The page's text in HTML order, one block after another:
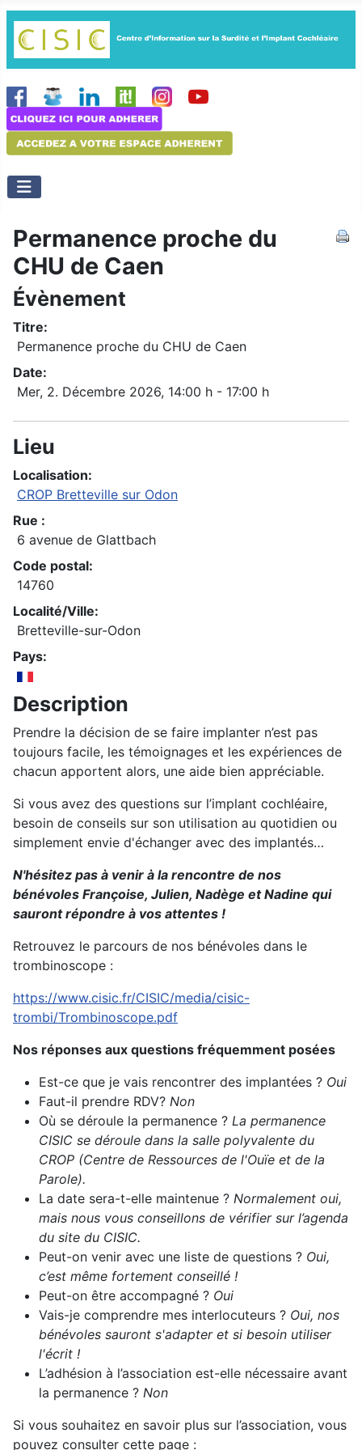
Permanence proche du
CHU de Caen
Évènement
Titre:
Permanence proche du CHU de Caen
Date:
Mer, 2. Décembre 2026, 14:00 h - 17:00 h
Lieu
Localisation:
CROP Bretteville sur Odon
Rue :
6 avenue de Glattbach
Code postal:
14760
Localité/Ville:
Bretteville-sur-Odon
Pays:
Description
Prendre la décision de se faire implanter n’est pas
toujours facile, les témoignages et les expériences de
chacun apportent alors, une aide bien appréciable.
Si vous avez des questions sur l’implant cochléaire,
besoin de conseils sur son utilisation au quotidien ou
simplement envie d'échanger avec des implantés…
N'hésitez pas à venir à la rencontre de nos
bénévoles Françoise, Julien, Nadège et Nadine qui
sauront répondre à vos attentes !
Retrouvez le parcours de nos bénévoles dans le
trombinoscope :
https://www.cisic.fr/CISIC/media/cisic-
trombi/Trombinoscope.pdf
Nos réponses aux questions fréquemment posées
Est-ce que je vais rencontrer des implantées ? Oui
Faut-il prendre RDV? Non
Où se déroule la permanence ? La permanence
CISIC se déroule dans la salle polyvalente du
CROP (Centre de Ressources de l'Ouïe et de la
Parole).
La date sera-t-elle maintenue ? Normalement oui,
mais nous vous conseillons de vérifier sur l’agenda
du site du CISIC.
Peut-on venir avec une liste de questions ? Oui,
c’est même fortement conseillé !
Peut-on être accompagné ? Oui
Vais-je comprendre mes interlocuteurs ? Oui, nos
bénévoles sauront s'adapter et si besoin utiliser
l'écrit !
L’adhésion à l’association est-elle nécessaire avant
la permanence ? Non
Si vous souhaitez en savoir plus sur l’association, vous
pouvez consulter cette page :